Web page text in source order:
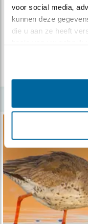
voor social media,
kunnen deze
die u aan ze heeft
Nieuws
Schadelijke